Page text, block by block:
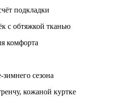
подкладки
с обтяжкой тканью
комфорта
сезона
кожаной куртке